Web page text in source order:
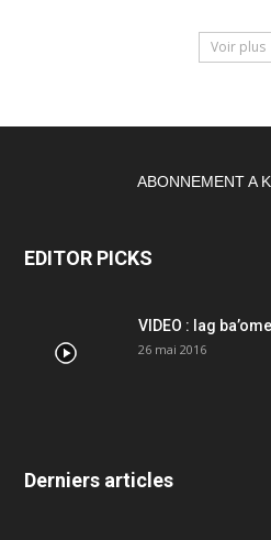
Voir plus
ABONNEMENT A
EDITOR PICKS
VIDEO : lag
26 mai 2016
Derniers articles